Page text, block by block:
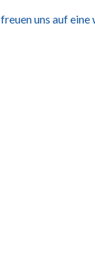
uns auf